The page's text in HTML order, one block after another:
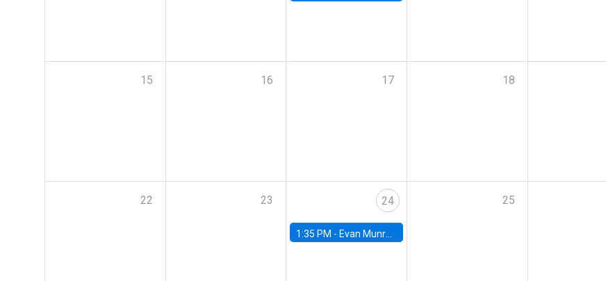
15 16 17 18
22 23 24
1:35 PM - Evan Munro, Neyman Visiting Assistant Professor in the Department of Statistics at UC Berkeley
25